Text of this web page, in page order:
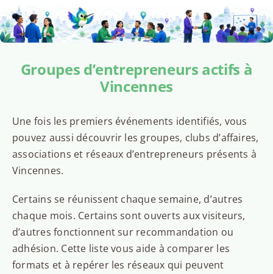
Groupes d’entrepreneurs actifs à
Vincennes
Une fois les premiers événements identifiés, vous
pouvez aussi découvrir les groupes, clubs d’affaires,
associations et réseaux d’entrepreneurs présents à
Vincennes.
Certains se réunissent chaque semaine, d’autres
chaque mois. Certains sont ouverts aux visiteurs,
d’autres fonctionnent sur recommandation ou
adhésion. Cette liste vous aide à comparer les
formats et à repérer les réseaux qui peuvent